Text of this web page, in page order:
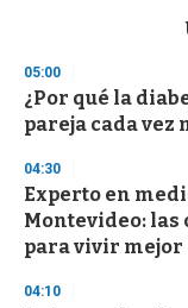
d
s
o
f
3
s
e
c
o
d
05:00
¿Por qué la
pareja cada vez
04:30
Experto en
Montevideo: las
para vivir mejor
04:10